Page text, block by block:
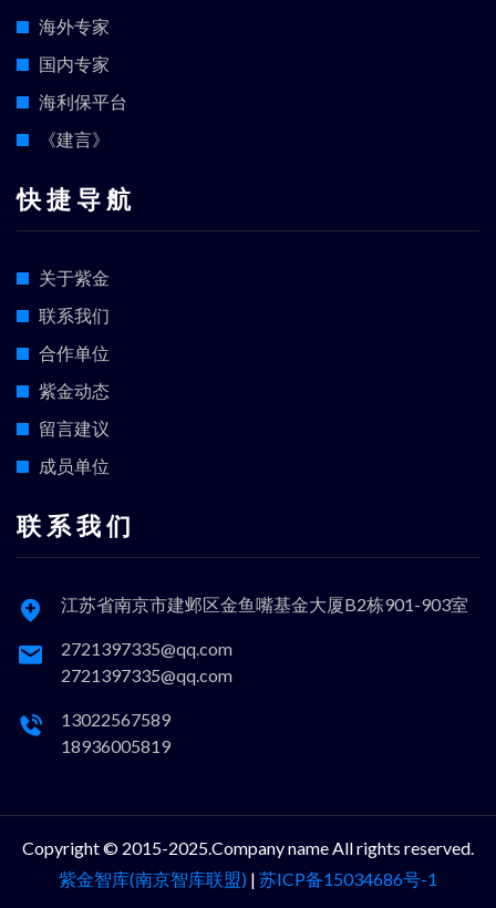
海外专家
国内专家
海利保平台
《建言》
快 捷 导 航
关于紫金
联系我们
合作单位
紫金动态
留言建议
成员单位
联 系 我 们
江苏省南京市建邺区金鱼嘴基金大厦B2栋901-903室
2721397335@qq.com
2721397335@qq.com
13022567589
18936005819
Copyright © 2015-2025.Company name All rights reserved.
紫金智库(南京智库联盟) | 苏ICP备15034686号-1